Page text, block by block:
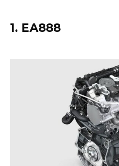
1. ЕА888